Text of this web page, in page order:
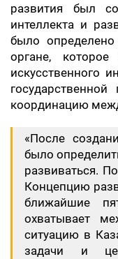
развития был
интеллекта и
было определено
органе,
искусственного
координацию
«После
было
развиваться.
Концепцию
ближайшие
охватывает
ситуацию в
задачи и